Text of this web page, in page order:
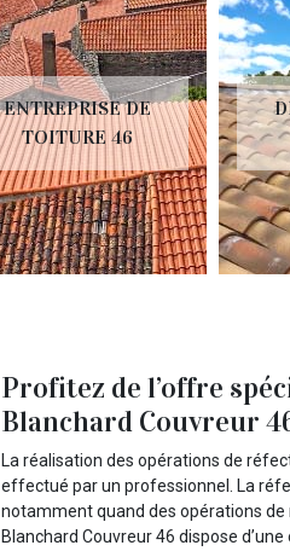
ENTREPRISE DE
TOITURE 46
Profitez de l’offre
Blanchard Couvreur
La réalisation des opérations de
effectué par un professionnel. La
notamment quand des opérations de
Blanchard Couvreur 46 dispose